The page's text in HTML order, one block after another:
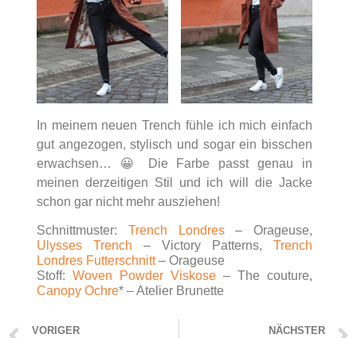
In meinem neuen Trench fühle ich mich einfach
gut angezogen, stylisch und sogar ein bisschen
erwachsen… 😀 Die Farbe passt genau in
meinen derzeitigen Stil und ich will die Jacke
schon gar nicht mehr ausziehen!
Schnittmuster: Trench Londres– Orageuse,
Ulysses Trench – Victory Patterns, Trench
Londres Futterschnitt– Orageuse
Stoff: Woven Powder Viskose – The couture,
Canopy Ochre* – Atelier Brunette
VORIGER NÄCHSTER